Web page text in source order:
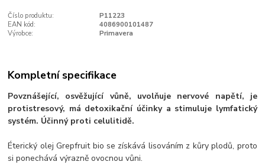
Číslo produktu:
P11223
EAN kód:
4086900101487
Výrobce:
Primavera
Kompletní specifikace
Povznášející, osvěžující vůně, uvolňuje nervové napětí, je
protistresový, má detoxikační účinky a stimuluje lymfatický
systém. Účinný proti celulitidě.
Éterický olej Grepfruit bio se získává lisováním z kůry plodů, proto
si ponechává výrazně ovocnou vůni.